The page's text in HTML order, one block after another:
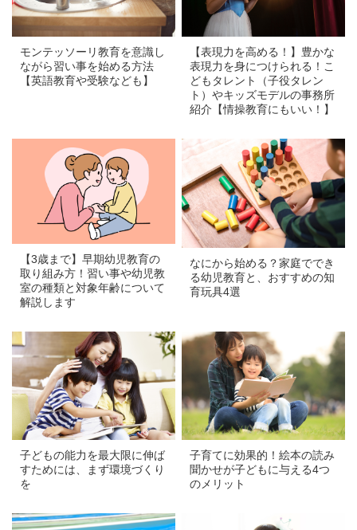
モンテッソーリ教育を意識し
ながら習い事を始める方法
【英語教育や受験なども】
【表現力を高める！】豊かな
表現力を身につけられる！こ
どもタレント（子役タレン
ト）やキッズモデルの事務所
紹介【情操教育にもいい！】
【3歳まで】早期幼児教育の
取り組み方！習い事や幼児教
室の種類と対象年齢について
解説します
なにから始める？家庭ででき
る幼児教育と、おすすめの知
育玩具4選
子どもの能力を最大限に伸ば
すためには、まず環境づくり
を
a
子育てに効果的！絵本の読み
聞かせが子どもに与える4つ
のメリット
a